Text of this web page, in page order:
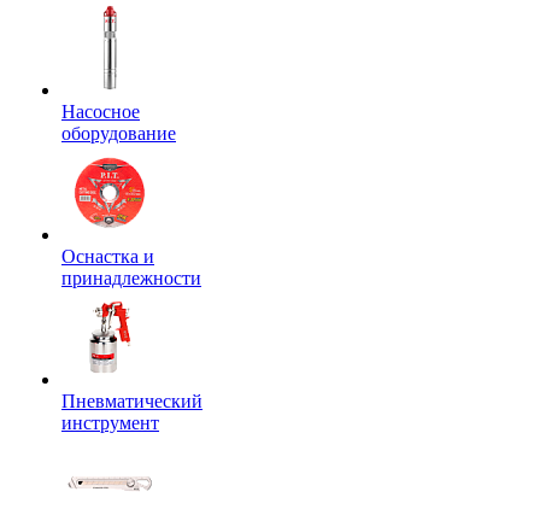
Насосное
оборудование
Оснастка и
принадлежности
Пневматический
инструмент